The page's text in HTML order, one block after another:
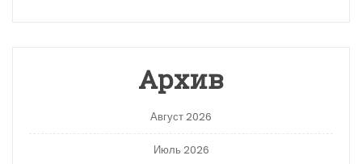
Архив
Август 2026
Июль 2026